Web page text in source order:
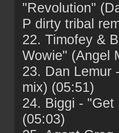
"Revolution"
P dirty tribal
22. Timofey &
Wowie" (Angel
23. Dan Lemur
mix) (05:51)
24. Biggi - "Get
(05:03)